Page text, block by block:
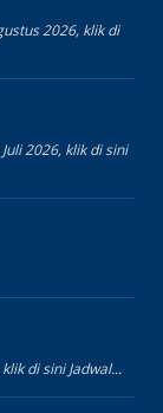
2026, klik di
2026, klik di sini
di sini Jadwal...